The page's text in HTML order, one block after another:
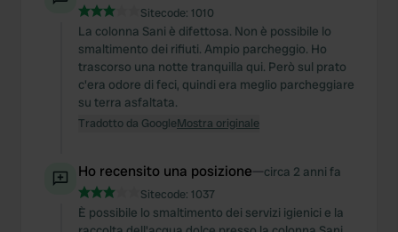
Sitecode: 1010
La colonna Sani è difettosa. Non è possibile lo
smaltimento dei rifiuti. Ampio parcheggio. Ho
trascorso una notte tranquilla qui. Però sul prato
c'era odore di feci, quindi era meglio parcheggiare
su terra asfaltata.
Tradotto da GoogleMostra originale
Ho recensito una posizione—circa 2 anni fa
Sitecode: 1037
È possibile lo smaltimento dei servizi igienici e la